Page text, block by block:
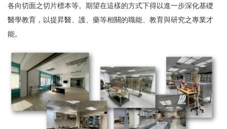
各向切面之切片標本等。期望在這樣的方式下得以進一步深化基礎
醫學教育，以提昇醫、護、藥等相關的職能、教育與研究之專業才
能。